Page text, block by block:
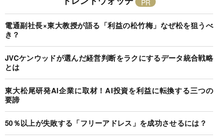
電通副社長×東大教授が語る「利益の松竹梅」なぜ松を狙うべ
き？
JVCケンウッドが選んだ経営判断をラクにするデータ統合戦略
とは
東大松尾研発AI企業に取材！AI投資を利益に転換する三つの
要諦
50％以上が失敗する「フリーアドレス」を成功させるには？